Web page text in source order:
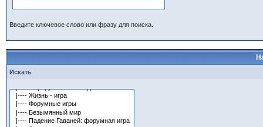
Введите ключевое слово или фразу для поиска.
Искать